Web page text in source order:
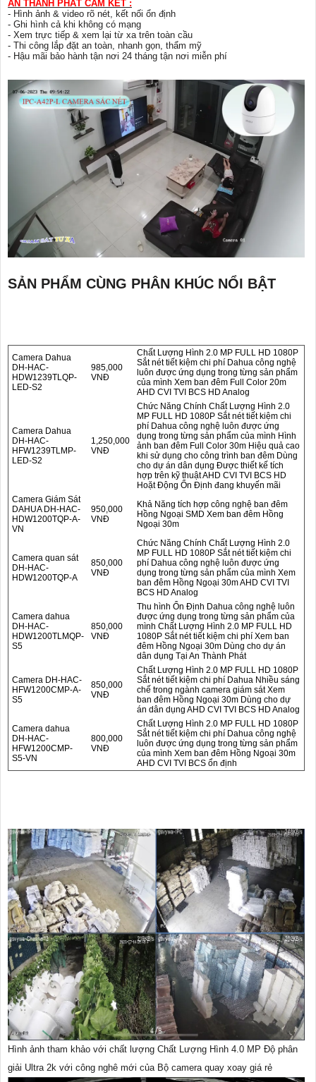
AN THÀNH PHÁT CAM KẾT :
- Hình ảnh & video rõ nét, kết nối ổn định
- Ghi hình cả khi không có mạng
- Xem trực tiếp & xem lại từ xa trên toàn cầu
- Thi công lắp đặt an toàn, nhanh gọn, thẩm mỹ
- Hậu mãi bảo hành tận nơi 24 tháng tận nơi miễn phí
SẢN PHẨM CÙNG PHÂN KHÚC NỔI BẬT
Camera Dahua
DH-HAC-
HDW1239TLQP-
LED-S2
985,000
VNĐ
Chất Lượng Hình 2.0 MP FULL HD 1080P
Sắt nét tiết kiệm chi phí Dahua công nghệ
luôn được ứng dụng trong từng sản phẩm
của mình Xem ban đêm Full Color 20m
AHD CVI TVI BCS HD Analog
Camera Dahua
DH-HAC-
HFW1239TLMP-
LED-S2
1,250,000
VNĐ
Chức Năng Chính Chất Lượng Hình 2.0
MP FULL HD 1080P Sắt nét tiết kiệm chi
phí Dahua công nghệ luôn được ứng
dụng trong từng sản phẩm của mình Hình
ảnh ban đêm Full Color 30m Hiệu quả cao
khi sử dụng cho công trình ban đêm Dùng
cho dự án dân dụng Được thiết kế tích
hợp trên kỹ thuật AHD CVI TVI BCS HD
Hoặt Động Ổn Định đang khuyến mãi
Camera Giám Sát
DAHUA DH-HAC-
HDW1200TQP-A-
VN
950,000
VNĐ
Khả Năng tích hợp công nghệ ban đêm
Hồng Ngoại SMD Xem ban đêm Hồng
Ngoại 30m
Camera quan sát
DH-HAC-
HDW1200TQP-A
850,000
VNĐ
Chức Năng Chính Chất Lượng Hình 2.0
MP FULL HD 1080P Sắt nét tiết kiệm chi
phí Dahua công nghệ luôn được ứng
dụng trong từng sản phẩm của mình Xem
ban đêm Hồng Ngoại 30m AHD CVI TVI
BCS HD Analog
Camera dahua
DH-HAC-
HDW1200TLMQP-
S5
850,000
VNĐ
Thu hình Ổn Định Dahua công nghệ luôn
được ứng dụng trong từng sản phẩm của
mình Chất Lượng Hình 2.0 MP FULL HD
1080P Sắt nét tiết kiệm chi phí Xem ban
đêm Hồng Ngoại 30m Dùng cho dự án
dân dụng Tại An Thành Phát
Camera DH-HAC-
HFW1200CMP-A-
S5
850,000
VNĐ
Chất Lượng Hình 2.0 MP FULL HD 1080P
Sắt nét tiết kiệm chi phí Dahua Nhiều sáng
chế trong ngành camera giám sát Xem
ban đêm Hồng Ngoại 30m Dùng cho dự
án dân dụng AHD CVI TVI BCS HD Analog
Camera dahua
DH-HAC-
HFW1200CMP-
S5-VN
800,000
VNĐ
Chất Lượng Hình 2.0 MP FULL HD 1080P
Sắt nét tiết kiệm chi phí Dahua công nghệ
luôn được ứng dụng trong từng sản phẩm
của mình Xem ban đêm Hồng Ngoại 30m
AHD CVI TVI BCS ổn định
Hình ảnh tham khảo với chất lượng Chất Lượng Hình 4.0 MP Độ phân
giải Ultra 2k với công nghê mới của Bộ camera quay xoay giá rẻ